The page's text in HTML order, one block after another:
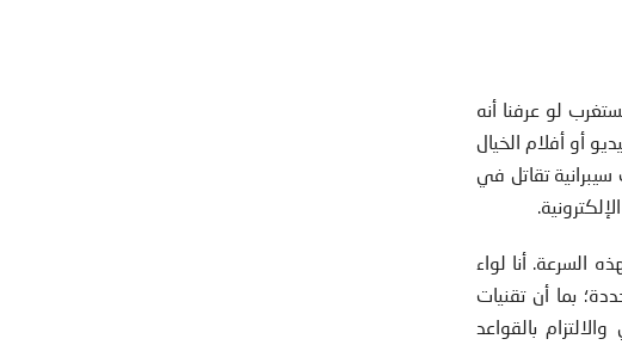
عام 2014 تقريرًا يتنبأ فيه بما ستبدو عليه ساحة المعركة في العام 2050. لن نستغرب لو عرفنا أنه
أو أفلام الخيال
تقاتل في
السرعة. أنا لواء
بما أن تقنيات
بالقواعد